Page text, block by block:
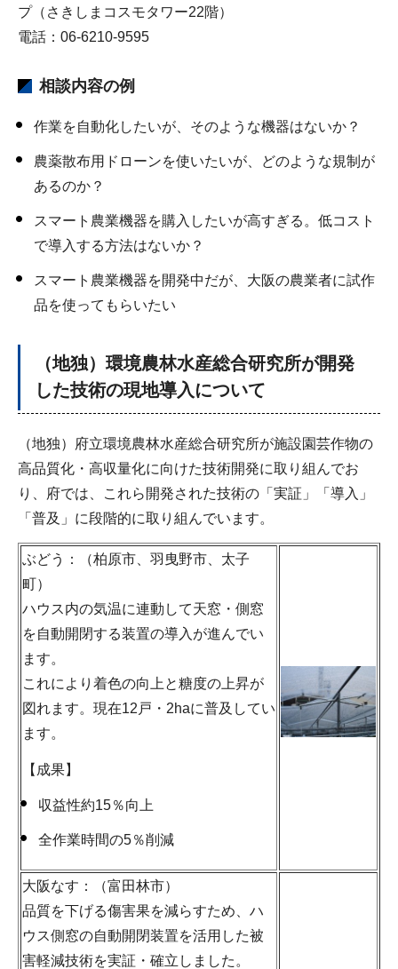
プ（さきしまコスモタワー22階）
電話：06-6210-9595
相談内容の例
作業を自動化したいが、そのような機器はないか？
農薬散布用ドローンを使いたいが、どのような規制が
あるのか？
スマート農業機器を購入したいが高すぎる。低コスト
で導入する方法はないか？
スマート農業機器を開発中だが、大阪の農業者に試作
品を使ってもらいたい
（地独）環境農林水産総合研究所が開発
した技術の現地導入について
（地独）府立環境農林水産総合研究所が施設園芸作物の
高品質化・高収量化に向けた技術開発に取り組んでお
り、府では、これら開発された技術の「実証」「導入」
「普及」に段階的に取り組んでいます。
ぶどう：（柏原市、羽曳野市、太子
町）
ハウス内の気温に連動して天窓・側窓
を自動開閉する装置の導入が進んでい
ます。
これにより着色の向上と糖度の上昇が
図れます。現在12戸・2haに普及してい
ます。
【成果】
収益性約15％向上
全作業時間の5％削減
大阪なす：（富田林市）
品質を下げる傷害果を減らすため、ハ
ウス側窓の自動開閉装置を活用した被
害軽減技術を実証・確立しました。